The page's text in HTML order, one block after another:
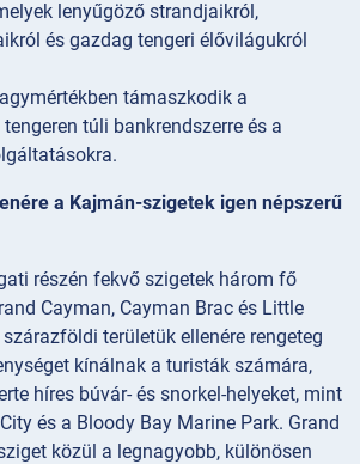
lenyűgöző strandjaikról,
és gazdag tengeri élővilágukról
támaszkodik a
túli bankrendszerre és a
a Kajmán-szigetek igen népszerű
részén fekvő szigetek három fő
Cayman, Cayman Brac és Little
területük ellenére rengeteg
kínálnak a turisták számára,
híres búvár- és snorkel-helyeket, mint
és a Bloody Bay Marine Park. Grand
közül a legnagyobb, különösen